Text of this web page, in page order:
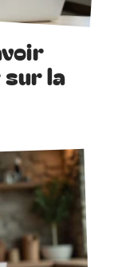
sur la